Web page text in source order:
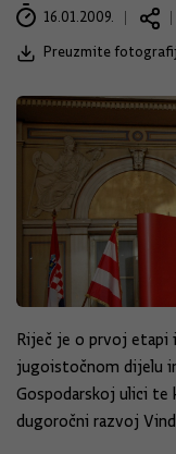
16.01.2009.
Preuzmite
Riječ je o prvoj etapi
jugoistočnom dijelu
Gospodarskoj ulici
dugoročni razvoj